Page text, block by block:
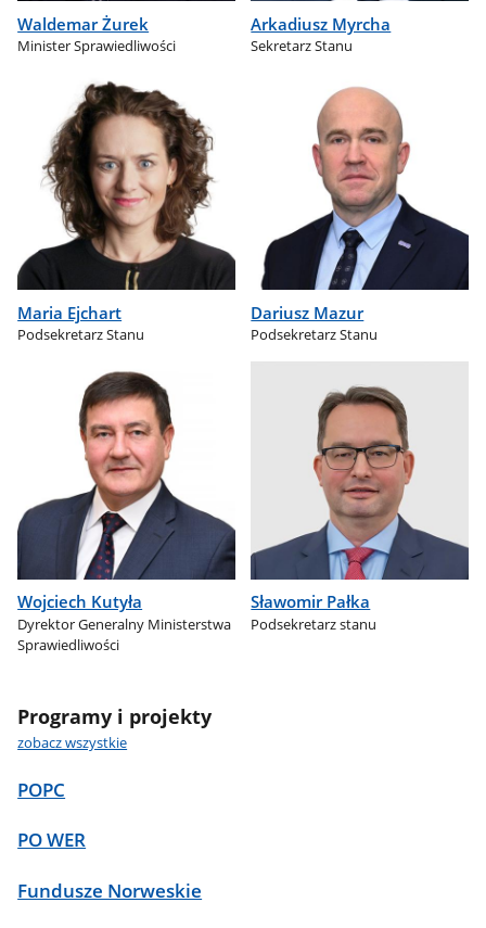
Waldemar Żurek
Minister Sprawiedliwości
Arkadiusz Myrcha
Sekretarz Stanu
Maria Ejchart
Podsekretarz Stanu
Dariusz Mazur
Podsekretarz Stanu
Wojciech Kutyła
Dyrektor Generalny Ministerstwa
Sprawiedliwości
Sławomir Pałka
Podsekretarz stanu
Programy i projekty
zobacz wszystkie
POPC
PO WER
Fundusze Norweskie